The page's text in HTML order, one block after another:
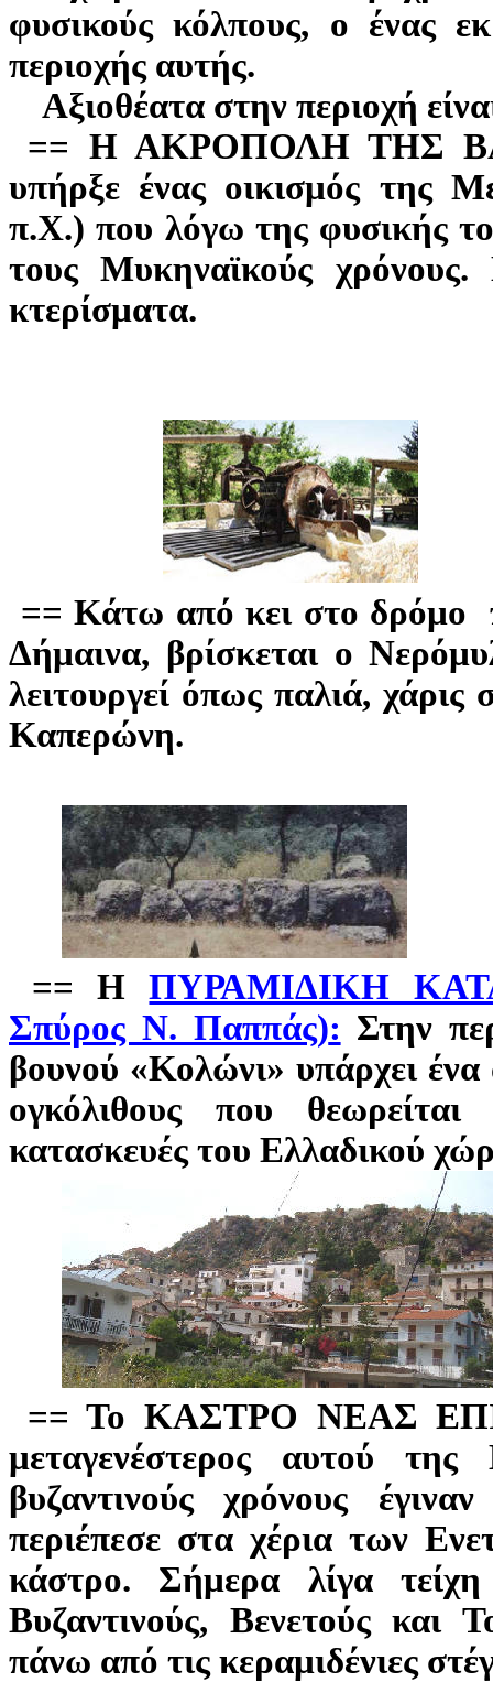
φυσικούς κόλπους, ο ένας
περιοχής αυτής.
Αξιοθέατα στην περιοχή
== Η ΑΚΡΟΠΟΛΗ ΤΗΣ
υπήρξε ένας οικισμός της
π.Χ.) που λόγω της φυσικής
τους Μυκηναϊκούς
κτερίσματα.
== Κάτω από κει στο δρόμο
Δήμαινα, βρίσκεται ο
λειτουργεί όπως παλιά,
Καπερώνη.
== ΗΠΥΡΑΜΙΔΙΚΗ
Σπύρος Ν. Παππάς): Στην
βουνού «Κολώνι» υπάρχει ένα
ογκόλιθους που
κατασκευές του Ελλαδικού
== Το ΚΑΣΤΡΟ ΝΕΑΣ
μεταγενέστερος αυτού
βυζαντινούς χρόνους
περιέπεσε στα χέρια των
κάστρο. Σήμερα λίγα
Βυζαντινούς, Βενετούς και
πάνω από τις κεραμιδένιες